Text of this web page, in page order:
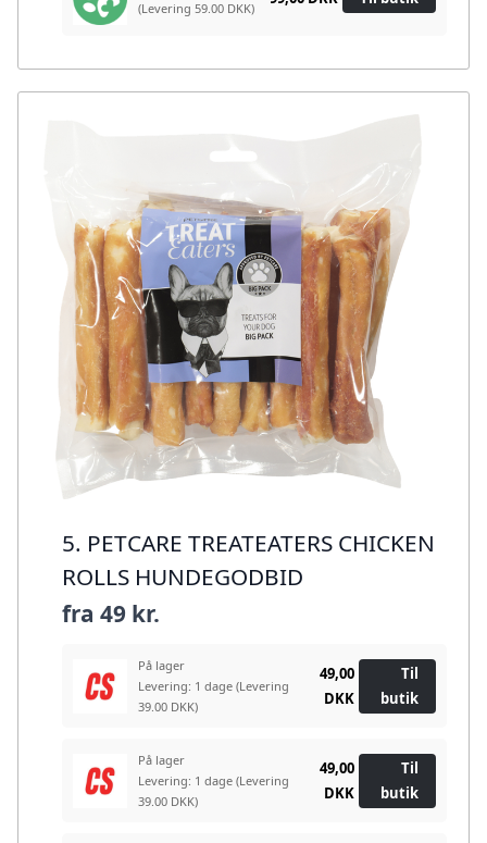
(Levering 59.00 DKK)
5. PETCARE TREATEATERS CHICKEN
ROLLS HUNDEGODBID
fra 49 kr.
På lager
Levering: 1 dage (Levering
39.00 DKK)
49,00
DKK
Til
butik
På lager
Levering: 1 dage (Levering
39.00 DKK)
49,00
DKK
Til
butik